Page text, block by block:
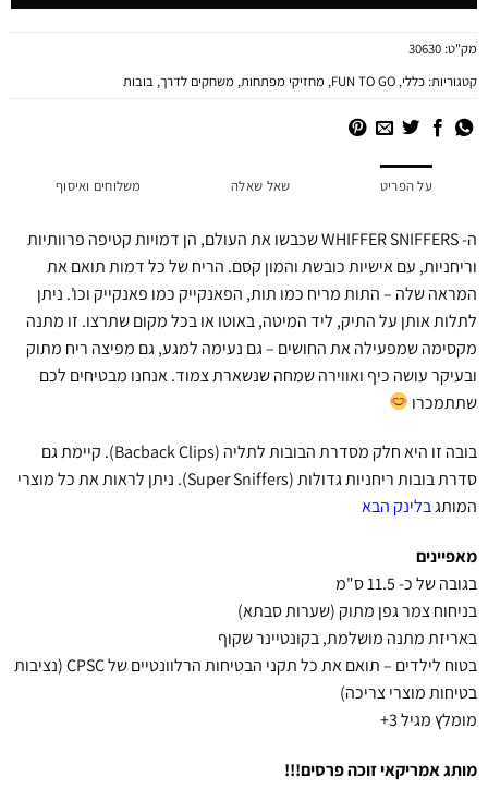
מק"ט:30630
קטגוריות:כללי,
FUN TO GO
,מחזיקי מפתחות,משחקים לדרך,בובות
על הפריט שאל שאלה משלוחים ואיסוף
ה- WHIFFER SNIFFERS שכבשו את העולם, הן דמויות קטיפה פרוותיות
וריחניות, עם אישיות כובשת והמון קסם. הריח של כל דמות תואם את
המראה שלה – התות מריח כמו תות, הפאנקייק כמו פאנקייק וכו'. ניתן
לתלות אותן על התיק, ליד המיטה, באוטו או בכל מקום שתרצו. זו מתנה
מקסימה שמפעילה את החושים – גם נעימה למגע, גם מפיצה ריח מתוק
ובעיקר עושה כיף ואווירה שמחה שנשארת צמוד. אנחנו מבטיחים לכם
שתתמכרו
בובה זו היא חלק מסדרת הבובות לתליה (Bacback Clips). קיימת גם
סדרת בובות ריחניות גדולות (Super Sniffers). ניתן לראות את כל מוצרי
המותגבלינק הבא
מאפיינים
בגובה של כ- 11.5 ס"מ
בניחוח צמר גפן מתוק (שערות סבתא)
באריזת מתנה מושלמת, בקונטיינר שקוף
בטוח לילדים – תואם את כל תקני הבטיחות הרלוונטיים של CPSC (נציבות
בטיחות מוצרי צריכה)
מומלץ מגיל 3+
מותג אמריקאי זוכה פרסים!!!